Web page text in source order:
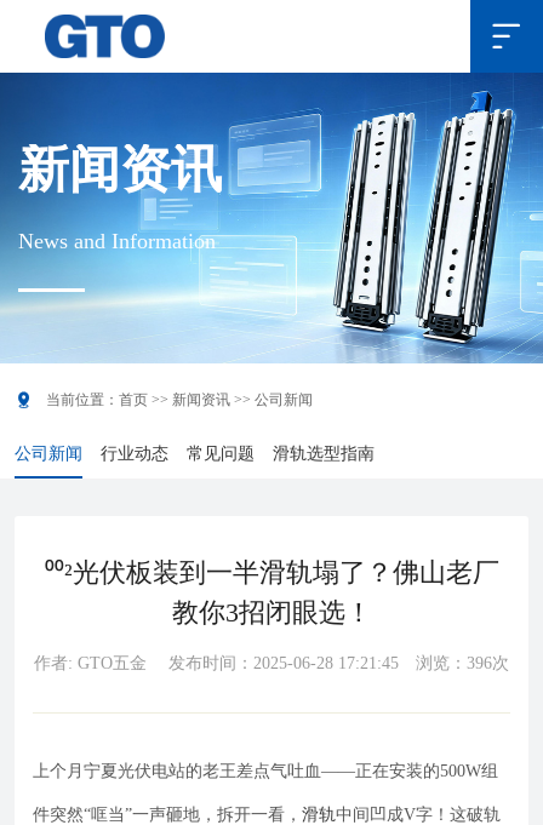

新闻资讯
News and Information
公司新闻 行业动态 常见问题 滑轨选型指南
 当前位置： 首页 >> 新闻资讯 >> 公司新闻
⁰⁰²光伏板装到一半滑轨塌了？佛山老厂
教你3招闭眼选！
作者: GTO五金 发布时间：2025-06-28 17:21:45 浏览：396次
上个月宁夏光伏电站的老王差点气吐血——正在安装的500W组
件突然“哐当”一声砸地，拆开一看， 滑轨中间凹成V字！这破轨